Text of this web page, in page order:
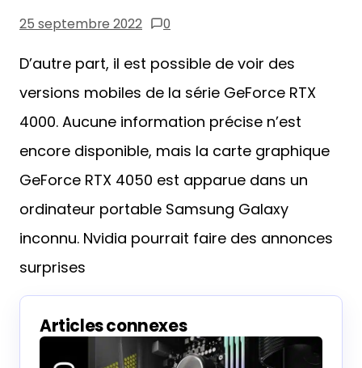
25 septembre 2022 0
D’autre part, il est possible de voir des
versions mobiles de la série GeForce RTX
4000. Aucune information précise n’est
encore disponible, mais la carte graphique
GeForce RTX 4050 est apparue dans un
ordinateur portable Samsung Galaxy
inconnu. Nvidia pourrait faire des annonces
surprises
Articles connexes